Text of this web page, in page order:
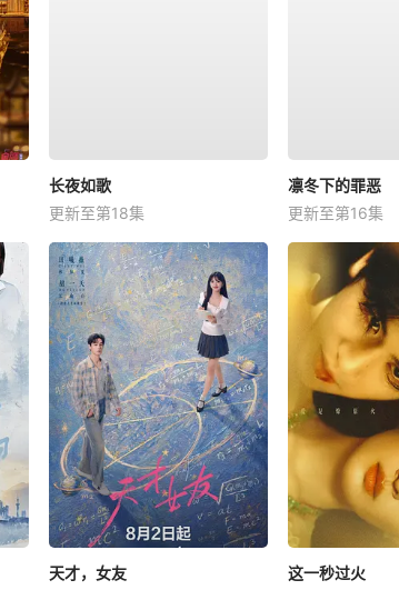
长夜如歌
更新至第18集
凛冬下的罪恶
更新至第16集
天才，女友
这一秒过火